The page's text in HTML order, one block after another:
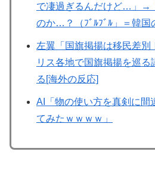
で凄過ぎるんだけど…」→
のか…？（ﾌﾞﾙﾌﾞﾙ」＝韓国
左翼「国旗掲揚は移民差別
リス各地で国旗掲揚を巡
る[海外の反応]
AI「物の使い方を真剣に間
てみたｗｗｗｗ」